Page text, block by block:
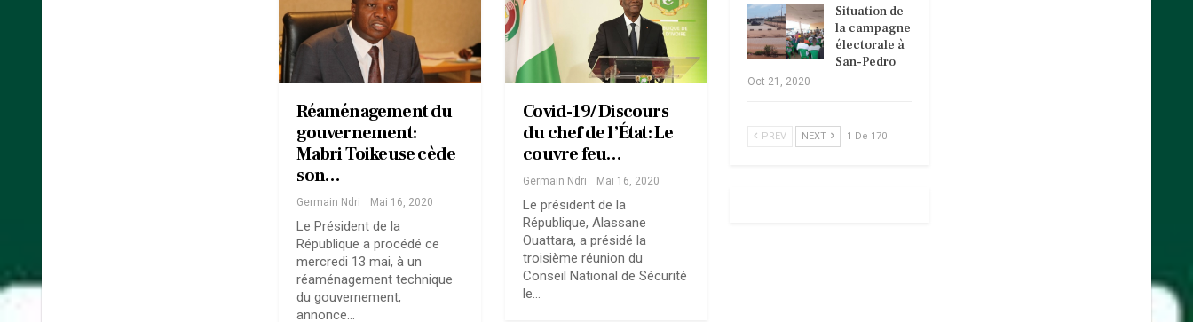
Réaménagement du
gouvernement:
Mabri Toikeuse cède
son…
Germain Ndri Mai 16, 2020
Le Président de la
République a procédé ce
mercredi 13 mai, à un
réaménagement technique
du gouvernement,
annonce…
Covid-19/ Discours
du chef de l’État: Le
couvre feu…
Germain Ndri Mai 16, 2020
Le président de la
République, Alassane
Ouattara, a présidé la
troisième réunion du
Conseil National de Sécurité
le…
Situation de
la campagne
électorale à
San-Pedro
Oct 21, 2020
PREV NEXT 1 De 170